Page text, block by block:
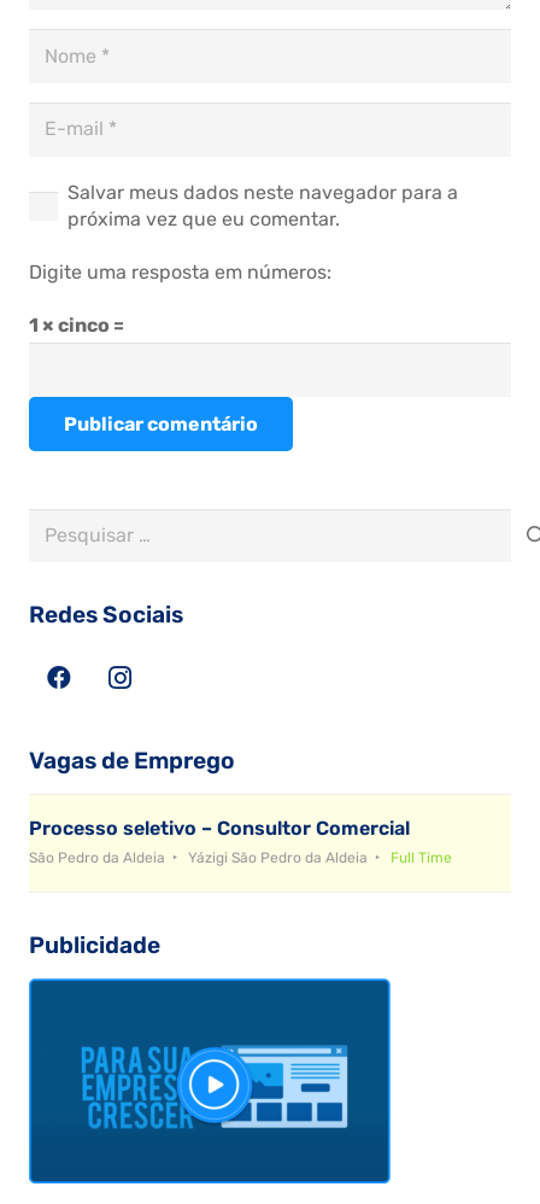
Salvar meus dados neste navegador para a
próxima vez que eu comentar.
Digite uma resposta em números:
1 × cinco =
Publicar comentário
Pesquisar
Redes Sociais
Vagas de Emprego
Processo seletivo – Consultor Comercial
São Pedro da Aldeia Yázigi São Pedro da Aldeia Full Time
Publicidade